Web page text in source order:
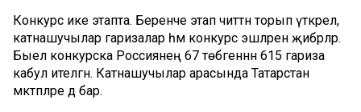
Конкурс ике этапта. Беренче этап читтән торып үткәрелә,
катнашучылар гаризалар һәм конкурс эшләрен җибәрәләр.
Быел конкурска Россиянең 67 төбәгеннән 615 гариза
кабул ителгән. Катнашучылар арасында Татарстан
мәктәпләре дә бар.